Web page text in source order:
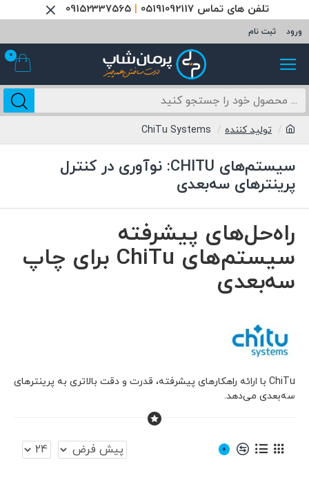
تلفن های تماس 05191092117 09152337565
ورود ثبت نام
0
تولید کننده ChiTu Systems
سیستم‌های CHITU: نوآوری در کنترل
پرینترهای سه‌بعدی
راه‌حل‌های پیشرفته
سیستم‌های ChiTu برای چاپ
سه‌بعدی
ChiTu با ارائه راهکارهای پیشرفته، قدرت و دقت بالاتری به پرینترهای
سه‌بعدی می‌دهد.
0